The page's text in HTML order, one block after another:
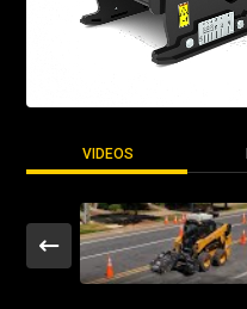
VIDEOS